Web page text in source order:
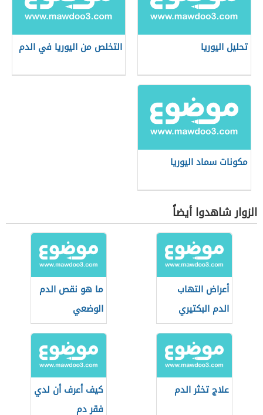
تحليل اليوريا التخلص من اليوريا في الدم
مكونات سماد اليوريا
الزوار شاهدوا أيضاً
أعراض التهاب
الدم البكتيري
ما هو نقص الدم
الوضعي
علاج تخثر الدم
كيف أعرف أن لدي
فقر دم